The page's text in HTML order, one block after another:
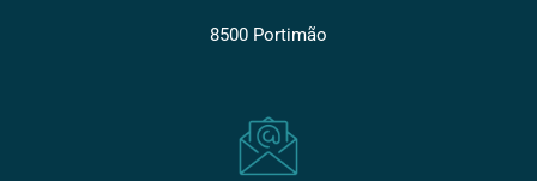
8500 Portimão